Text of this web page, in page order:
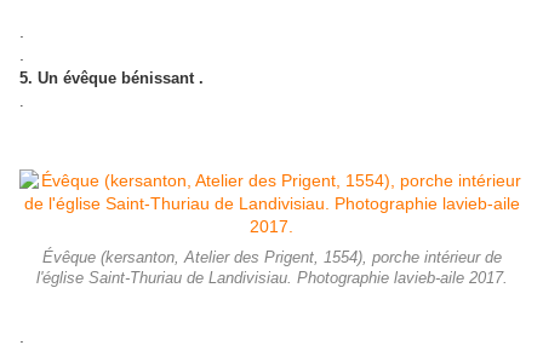
5. Un évêque bénissant .
.
Évêque (kersanton, Atelier des Prigent, 1554), porche intérieur de
l'église Saint-Thuriau de Landivisiau. Photographie lavieb-aile 2017.